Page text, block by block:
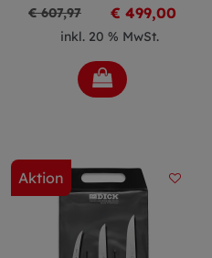
€ 607,97 € 499,00
inkl. 20 % MwSt.
Aktion